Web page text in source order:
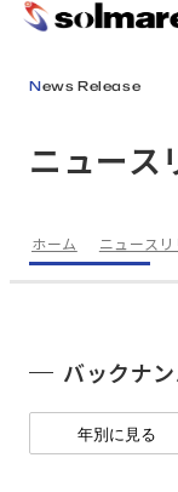
ニュース
News Release
ホーム ニュースリ
バックナ